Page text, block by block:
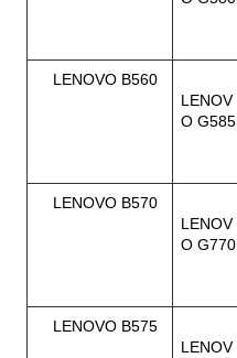
LENOVO B560
LENOV
O G585
LENOVO B570
LENOV
O G770
LENOVO B575
LENOV